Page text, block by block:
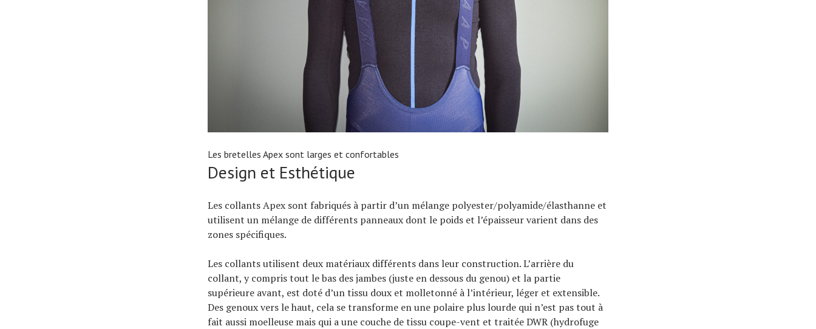
Les bretelles Apex sont larges et confortables
Design et Esthétique
Les collants Apex sont fabriqués à partir d’un mélange polyester/polyamide/élasthanne et
utilisent un mélange de différents panneaux dont le poids et l’épaisseur varient dans des
zones spécifiques.
Les collants utilisent deux matériaux différents dans leur construction. L’arrière du
collant, y compris tout le bas des jambes (juste en dessous du genou) et la partie
supérieure avant, est doté d’un tissu doux et molletonné à l’intérieur, léger et extensible.
Des genoux vers le haut, cela se transforme en une polaire plus lourde qui n’est pas tout à
fait aussi moelleuse mais qui a une couche de tissu coupe-vent et traitée DWR (hydrofuge